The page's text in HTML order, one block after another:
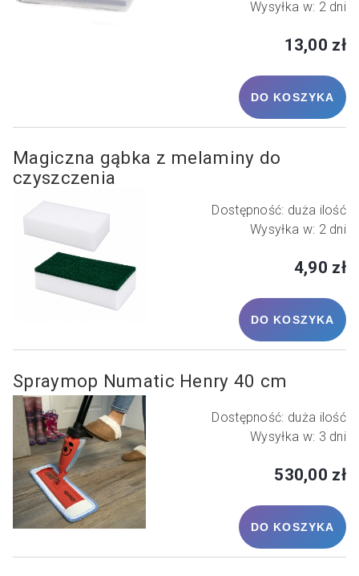
Wysyłka w: 2 dni
13,00 zł
DO KOSZYKA
Magiczna gąbka z melaminy do
czyszczenia
Dostępność: duża ilość
Wysyłka w: 2 dni
4,90 zł
DO KOSZYKA
Spraymop Numatic Henry 40 cm
Dostępność: duża ilość
Wysyłka w: 3 dni
530,00 zł
DO KOSZYKA